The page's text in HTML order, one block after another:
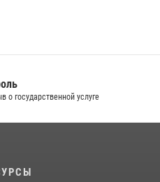
помощь водителю на
о государственной услуге